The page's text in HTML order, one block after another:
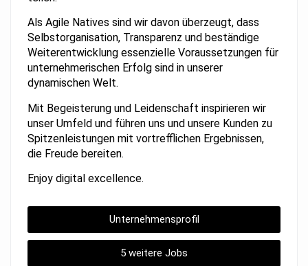
Als Agile Natives sind wir davon überzeugt, dass
Selbstorganisation, Transparenz und beständige
Weiterentwicklung essenzielle Voraussetzungen für
unternehmerischen Erfolg sind in unserer
dynamischen Welt.
Mit Begeisterung und Leidenschaft inspirieren wir
unser Umfeld und führen uns und unsere Kunden zu
Spitzenleistungen mit vortrefflichen Ergebnissen,
die Freude bereiten.
Enjoy digital excellence.
Unternehmensprofil
5 weitere Jobs